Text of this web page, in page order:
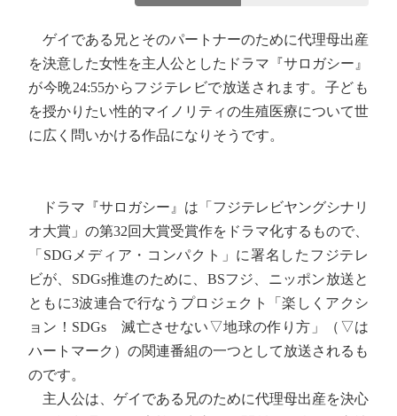
ゲイである兄とそのパートナーのために代理母出産
を決意した女性を主人公としたドラマ『サロガシー』
が今晩24:55からフジテレビで放送されます。子ども
を授かりたい性的マイノリティの生殖医療について世
に広く問いかける作品になりそうです。
ドラマ『サロガシー』は「フジテレビヤングシナリ
オ大賞」の第32回大賞受賞作をドラマ化するもので、
「SDGメディア・コンパクト」に署名したフジテレ
ビが、SDGs推進のために、BSフジ、ニッポン放送と
ともに3波連合で行なうプロジェクト「楽しくアクシ
ョン！SDGs 滅亡させない▽地球の作り方」（▽は
ハートマーク）の関連番組の一つとして放送されるも
のです。
主人公は、ゲイである兄のために代理母出産を決心